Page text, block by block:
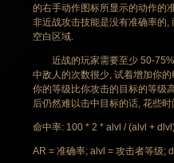
的右手动作图标所显示的动作的
非近战攻击技能是没有准确率的,
空白区域.
近战的玩家需要至少 50-75%
中敌人的次数很少, 试着增加你
你的等级比你攻击的目标的等级
后仍然难以击中目标的话, 花些
命中率: 100 * 2 * alvl / (alvl +
AR = 准确率; alvl = 攻击者等级;